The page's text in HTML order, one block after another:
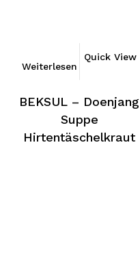
Weiterlesen
Quick View
BEKSUL – Doenjang
Suppe
Hirtentäschelkraut